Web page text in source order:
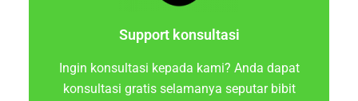
Support konsultasi
Ingin konsultasi kepada kami? Anda dapat
konsultasi gratis selamanya seputar bibit